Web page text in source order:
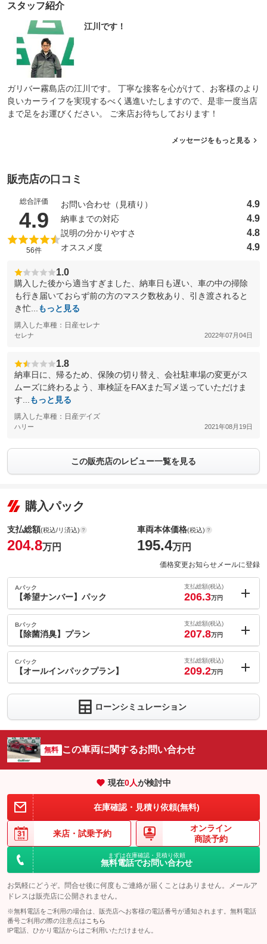
スタッフ紹介
江川です！
ガリバー霧島店の江川です。 丁寧な接客を心がけて、お客様のより
良いカーライフを実現するべく邁進いたしますので、是非一度当店
まで足をお運びください。 ご来店お待ちしております！
メッセージをもっと見る
販売店の口コミ
総合評価
4.9 （5点満点中）
56件
お問い合わせ（見積り） 4.9
納車までの対応 4.9
説明の分かりやすさ 4.8
オススメ度 4.9
1.0
購入した後から適当すぎました、納車日も遅い、車の中の掃除
も行き届いておらず前の方のマスク数枚あり、引き渡されると
き忙...
もっと見る
購入した車種：日産セレナ
セレナ 2022年07月04日
1.8
納車日に、帰るため、保険の切り替え、会社駐車場の変更がス
ムーズに終わるよう、車検証をFAXまた写メ送っていただけま
す...
もっと見る
購入した車種：日産デイズ
ハリー 2021年08月19日
この販売店のレビュー一覧を見る
購入パック
支払総額(税込/リ済込)
204.8万円
車両本体価格(税込)
195.4万円
価格変更お知らせメールに登録
Aパック
【希望ナンバー】パック
支払総額(税込)
206.3万円
内：オプシ
ョン価格
(税込)
車両本体価
195.4万円
す。※人気の数字等は、抽選になることがございます。ご了承く
ださい。
このパックの見積もり依頼（無料）
Bパック
【除菌消臭】プラン
支払総額(税込)
207.8万円
内：オプシ
ョン価格
(税込)
車両本体価
パック内容
備考 －
このパックの見積もり依頼（無料）
Cパック
【オールインパックプラン】
支払総額(税込)
209.2万円
4.4 万円
車両本体価
格
ヘッドライト・ウィンドウガラス・ホイール専用ガラスコーティ
ングをまとめて施工できる大変お得なプランです。※詳細は店舗
スタッフまでお問い合わせ下さい。
備考 －
このパックの見積もり依頼（無料）
ローンシミュレーション
無料 この車両に関するお問い合わせ
現在0人が検討中
在庫確認・見積り依頼(無料)
来店・ 試乗予約
オンライン
商談予約
まずは在庫確認・見積り依頼
無料電話でお問い合わせ
お気軽にどうぞ。問合せ後に何度もご連絡が届くことはありません。メールア
ドレスは販売店に公開されません。
※無料電話をご利用の場合は、販売店へお客様の電話番号が通知されます。無料電話
番号ご利用の際の注意点は こちら
IP電話、ひかり電話からはご利用いただけません。